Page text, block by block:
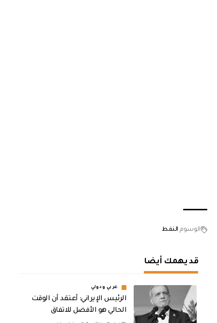
الوسوم النفط
قد يهمك أيضا
عربي ودولي
الرئيس الإيراني: أعتقد أن الوقت
الحالي هو الأفضل للاتفاق